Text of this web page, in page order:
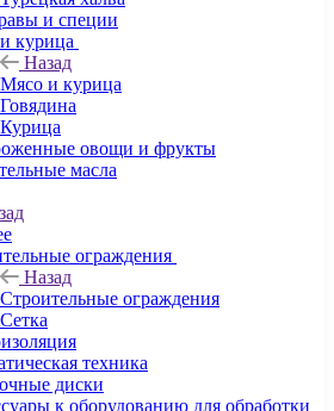
и специи
курица
Назад
Мясо и курица
Говядина
Курица
овощи и фрукты
масла
ограждения
Назад
Строительные ограждения
Сетка
техника
диски
к оборудованию для обработки